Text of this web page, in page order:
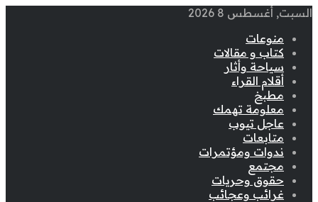
السبت, أغسطس 8 2026
منوعات
كتاب و مقالات
سياحة وأثار
أقلام القراء
مطبخ
معلومة تهمك
عاجل تيوب
متابعات
ندوات ومؤتمرات
مجتمع
حقوق وحريات
غرائب وعجائب